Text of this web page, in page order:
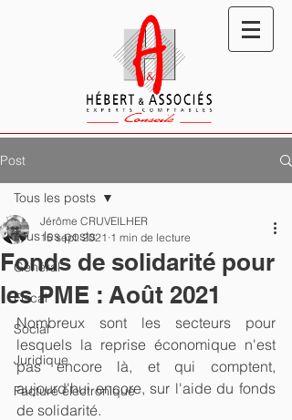
Post
Tous les posts
Général
Fiscal
Social
Juridique
Facture électronique
Tous les posts
Fonds de solidarité pour
les PME : Août 2021
Jérôme CRUVEILHER
15 sept. 2021 1 min de lecture
Nombreux sont les secteurs pour
lesquels la reprise économique n'est
pas encore là, et qui comptent,
aujourd'hui encore, sur l'aide du fonds
de solidarité.